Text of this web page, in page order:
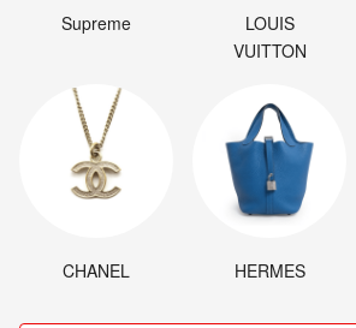
Supreme
LOUIS
VUITTON
CHANEL HERMES